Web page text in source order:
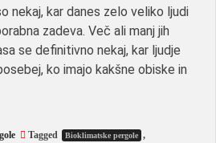
nekaj, kar danes zelo veliko ljudi
zadeva. Več ali manj jih
se definitivno nekaj, kar ljudje
ko imajo kakšne obiske in
Tagged Bioklimatske pergole ,